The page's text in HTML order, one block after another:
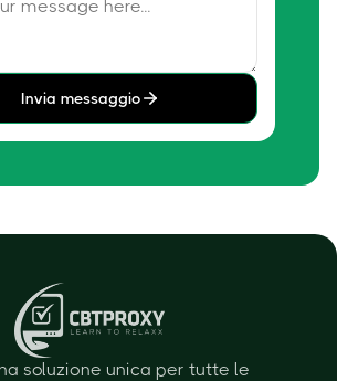
Invia messaggio
soluzione unica per tutte le